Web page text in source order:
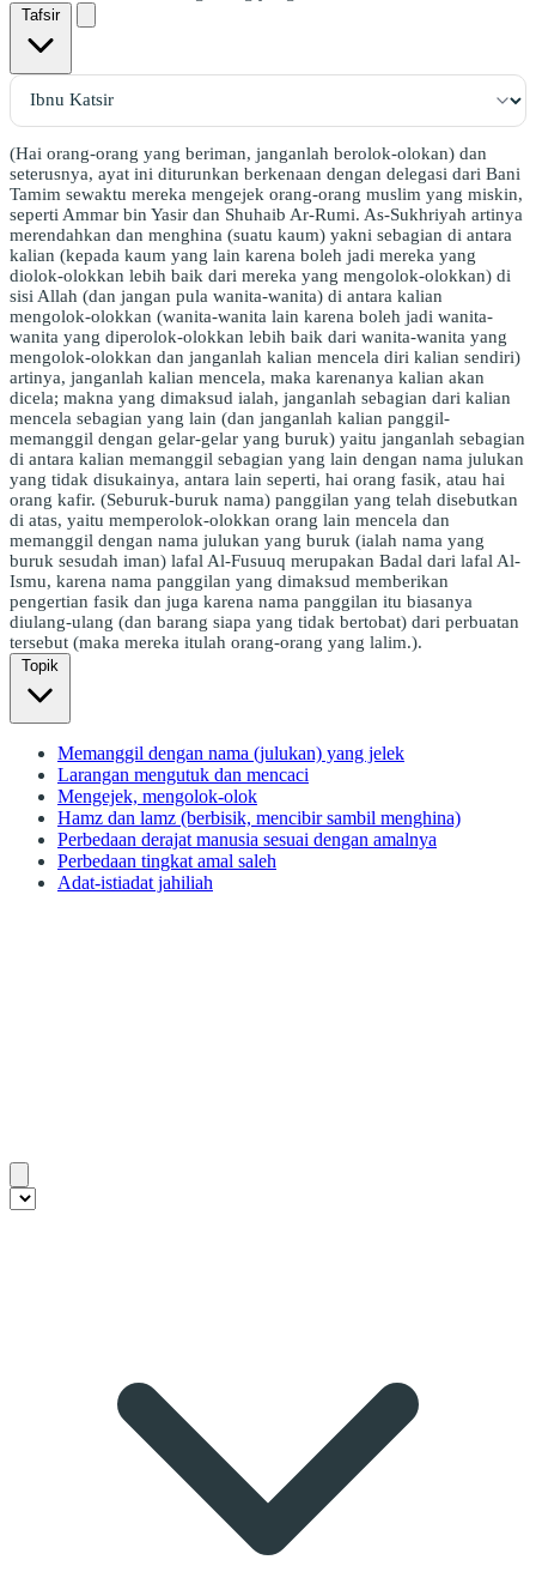
Tafsir
(Hai orang-orang yang beriman, janganlah berolok-olokan) dan
seterusnya, ayat ini diturunkan berkenaan dengan delegasi dari Bani
Tamim sewaktu mereka mengejek orang-orang muslim yang miskin,
seperti Ammar bin Yasir dan Shuhaib Ar-Rumi. As-Sukhriyah artinya
merendahkan dan menghina (suatu kaum) yakni sebagian di antara
kalian (kepada kaum yang lain karena boleh jadi mereka yang
diolok-olokkan lebih baik dari mereka yang mengolok-olokkan) di
sisi Allah (dan jangan pula wanita-wanita) di antara kalian
mengolok-olokkan (wanita-wanita lain karena boleh jadi wanita-
wanita yang diperolok-olokkan lebih baik dari wanita-wanita yang
mengolok-olokkan dan janganlah kalian mencela diri kalian sendiri)
artinya, janganlah kalian mencela, maka karenanya kalian akan
dicela; makna yang dimaksud ialah, janganlah sebagian dari kalian
mencela sebagian yang lain (dan janganlah kalian panggil-
memanggil dengan gelar-gelar yang buruk) yaitu janganlah sebagian
di antara kalian memanggil sebagian yang lain dengan nama julukan
yang tidak disukainya, antara lain seperti, hai orang fasik, atau hai
orang kafir. (Seburuk-buruk nama) panggilan yang telah disebutkan
di atas, yaitu memperolok-olokkan orang lain mencela dan
memanggil dengan nama julukan yang buruk (ialah nama yang
buruk sesudah iman) lafal Al-Fusuuq merupakan Badal dari lafal Al-
Ismu, karena nama panggilan yang dimaksud memberikan
pengertian fasik dan juga karena nama panggilan itu biasanya
diulang-ulang (dan barang siapa yang tidak bertobat) dari perbuatan
tersebut (maka mereka itulah orang-orang yang lalim.).
Topik
Memanggil dengan nama (julukan) yang jelek
Larangan mengutuk dan mencaci
Mengejek, mengolok-olok
Hamz dan lamz (berbisik, mencibir sambil menghina)
Perbedaan derajat manusia sesuai dengan amalnya
Perbedaan tingkat amal saleh
Adat-istiadat jahiliah